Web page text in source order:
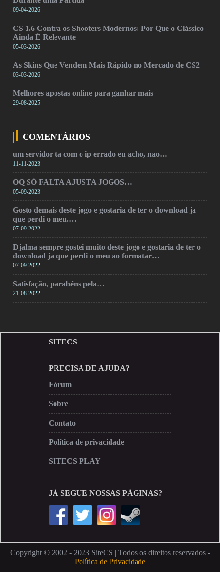
09-04-2026
CS 1.6 Contra os Shooters Modernos: Por Que o Clássico
Ainda É Relevante
05-03-2026
As Skins Que Vendem Mais Rápido no Mercado de CS2
03-03-2026
Melhores apostas online para ganhar mais
29-08-2025
COMENTÁRIOS
um servidor ta com o ip errado eu acho, nao…
11-11-2023
OQ SÓ FALTA AJUSTA JOGOS…
05-09-2023
Gosto demais deste jogo e gostaria de ter o download ja
que perdi o meu.…
07-09-2022
Djalma sempre gostei muito deste jogo e gostaria de ter o
download ja que perdi o meu ao formatar…
07-09-2022
Satisfação, parabéns pela…
21-08-2022
SITECS
PRECISA DE AJUDA?
Fórum
Sobre
Contato
Política de privacidade
SITECS PLAY
JÁ SEGUE NOSSAS PÁGINAS?
Copyright © 2002 - 2023 SiteCS | Todos os direitos reservados -
Política de Privacidade